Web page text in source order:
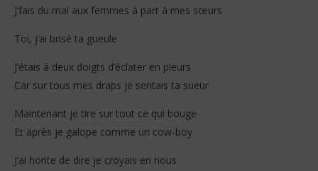
KARLO ft Philipayne – Belinda (Lyrics)
février
Stone
J’fais du mal aux femmes à part à mes sœurs
Toi, j’ai brisé ta gueule
J’étais à deux doigts d’éclater en pleurs
Car sur tous mes draps je sentais ta sueur
Maintenant je tire sur tout ce qui bouge
Et après je galope comme un cow-boy
J’ai honte de dire je croyais en nous